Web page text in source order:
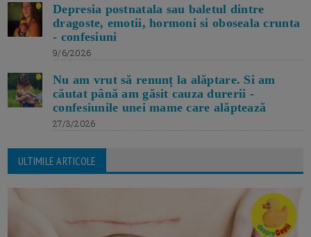
Depresia postnatala sau baletul dintre
dragoste, emotii, hormoni si oboseala crunta
- confesiuni
9/6/2026
Nu am vrut să renunț la alăptare. Si am
căutat până am găsit cauza durerii -
confesiunile unei mame care alăptează
27/3/2026
ULTIMILE ARTICOLE